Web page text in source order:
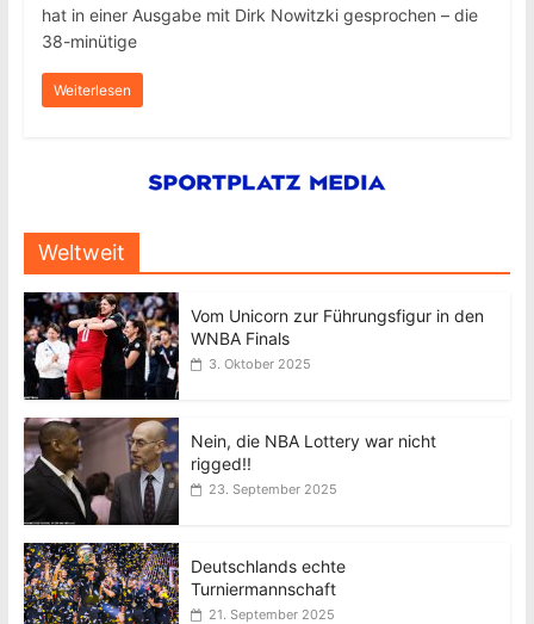
hat in einer Ausgabe mit Dirk Nowitzki gesprochen – die
38-minütige
Weiterlesen
Weltweit
Vom Unicorn zur Führungsfigur in den
WNBA Finals
3. Oktober 2025
Nein, die NBA Lottery war nicht
rigged!!
23. September 2025
Deutschlands echte
Turniermannschaft
21. September 2025